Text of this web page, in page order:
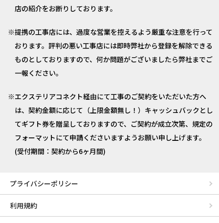
店の紹介をお断りしております。
提携の工事店には、過度な営業を控えるよう厳重な注意を行って
おります。評判の悪い工事店には即時弊社から登録を解除できる
ものとしておりますので、何か問題がございましたら弊社までご
一報ください。
エクステリアコネクト経由にて工事のご契約をいただいた方へ
は、契約金額に応じて（上限金額無し！）キャッシュバックとし
てギフト券を贈呈しておりますので、ご契約が成立次第、規定の
フォーマットにて申請くださいますようお願い申し上げます。
(受付期間：契約から6ヶ月間)
プライバシーポリシー
利用規約